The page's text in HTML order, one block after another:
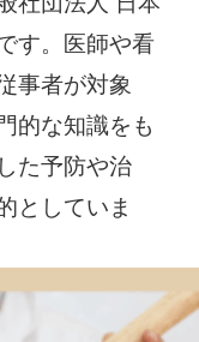
す。医師や看
事者が対象
的な知識をも
た予防や治
としていま